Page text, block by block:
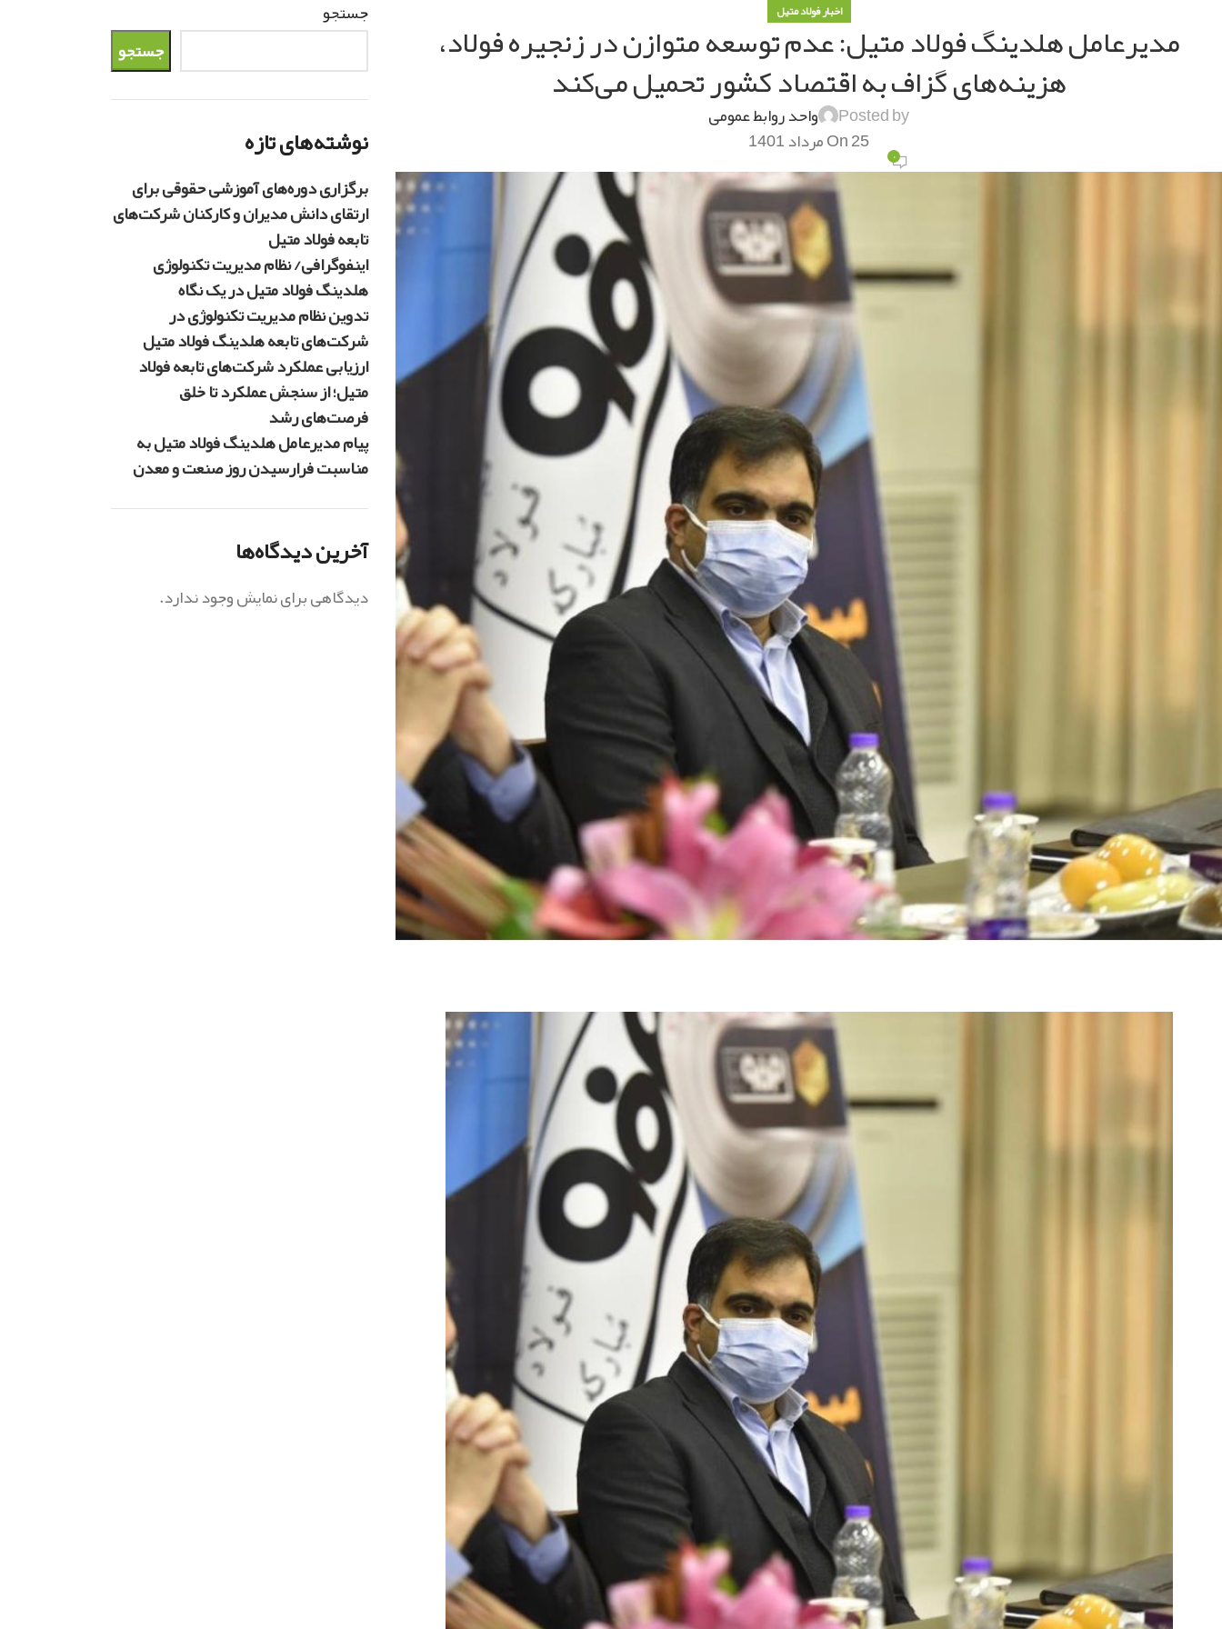
اخبار فولاد متیل
مدیرعامل هلدینگ فولاد متیل: عدم توسعه متوازن در زنجیره فولاد،
هزینه‌های گزاف به اقتصاد کشور تحمیل می‌کند
Posted by واحد روابط عمومی
On 25 مرداد 1401 ۰
جستجو
جستجو
نوشته‌های تازه
برگزاری دوره‌های آموزشی حقوقی برای
ارتقای دانش مدیران و کارکنان شرکت‌های
تابعه فولاد متیل
اینفوگرافی/ نظام مدیریت تکنولوژی
هلدینگ فولاد متیل در یک نگاه
تدوین نظام مدیریت تکنولوژی در
شرکت‌های تابعه هلدینگ فولاد متیل
ارزیابی عملکرد شرکت‌های تابعه فولاد
متیل؛ از سنجش عملکرد تا خلق
فرصت‌های رشد
پیام مدیرعامل هلدینگ فولاد متیل به
مناسبت فرارسیدن روز صنعت و معدن
آخرین دیدگاه‌ها
دیدگاهی برای نمایش وجود ندارد.